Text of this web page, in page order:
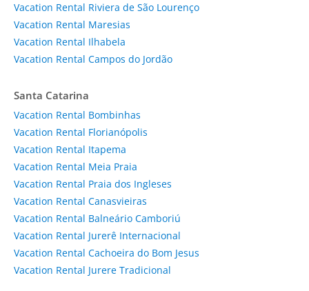
Vacation Rental Riviera de São Lourenço
Vacation Rental Maresias
Vacation Rental Ilhabela
Vacation Rental Campos do Jordão
Santa Catarina
Vacation Rental Bombinhas
Vacation Rental Florianópolis
Vacation Rental Itapema
Vacation Rental Meia Praia
Vacation Rental Praia dos Ingleses
Vacation Rental Canasvieiras
Vacation Rental Balneário Camboriú
Vacation Rental Jurerê Internacional
Vacation Rental Cachoeira do Bom Jesus
Vacation Rental Jurere Tradicional